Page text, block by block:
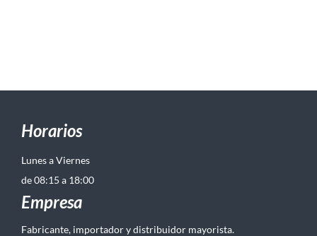
Horarios
Lunes a Viernes
de 08:15 a 18:00
Empresa
Fabricante, importador y distribuidor mayorista.